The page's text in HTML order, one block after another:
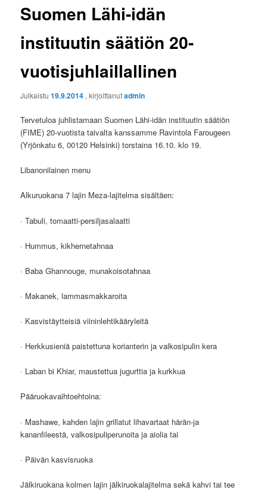
Suomen Lähi-idän
instituutin säätiön 20-
vuotisjuhlaillallinen
Julkaistu19.9.2014 , kirjoittanutadmin
Tervetuloa juhlistamaan Suomen Lähi-idän instituutin säätiön
(FIME) 20-vuotista taivalta kanssamme Ravintola Farougeen
(Yrjönkatu 6, 00120 Helsinki) torstaina 16.10. klo 19.
Libanonilainen menu
Alkuruokana 7 lajin Meza-lajitelma sisältäen:
· Tabuli, tomaatti-persiljasalaatti
· Hummus, kikhernetahnaa
· Baba Ghannouge, munakoisotahnaa
· Makanek, lammasmakkaroita
· Kasvistäytteisiä viininlehtikääryleitä
· Herkkusieniä paistettuna korianterin ja valkosipulin kera
· Laban bi Khiar, maustettua jugurttia ja kurkkua
Pääruokavaihtoehtoina:
· Mashawe, kahden lajin grillatut lihavartaat härän-ja
kananfileestä, valkosipuliperunoita ja aiolia tai
· Päivän kasvisruoka
Jälkiruokana kolmen lajin jälkiruokalajitelma sekä kahvi tai tee